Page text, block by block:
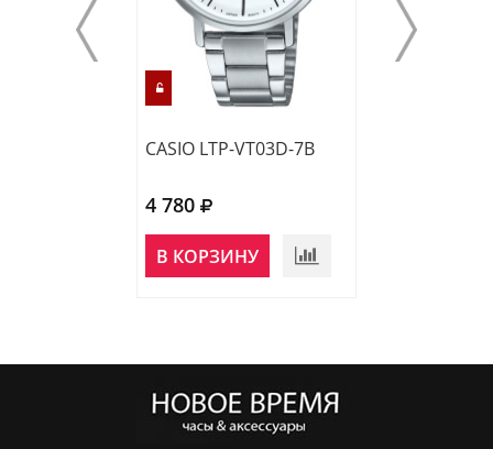
CASIO LTP-VT03D-7B
4 780
В КОРЗИНУ